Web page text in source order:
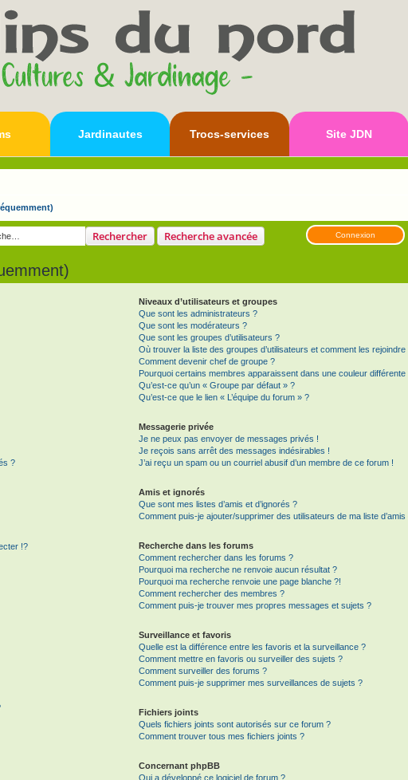
Jardinautes Trocs-services Site JDN
Rechercher Recherche avancée Connexion
?
!?
Niveaux d’utilisateurs et groupes
Que sont les administrateurs ?
Que sont les modérateurs ?
Que sont les groupes d’utilisateurs ?
Où trouver la liste des groupes d’utilisateurs et comment les rejoindre
Comment devenir chef de groupe ?
Pourquoi certains membres apparaissent dans une couleur différente
Qu’est-ce qu’un « Groupe par défaut » ?
Qu’est-ce que le lien « L’équipe du forum » ?
Messagerie privée
Je ne peux pas envoyer de messages privés !
Je reçois sans arrêt des messages indésirables !
J’ai reçu un spam ou un courriel abusif d’un membre de ce forum !
Amis et ignorés
Que sont mes listes d’amis et d’ignorés ?
Comment puis-je ajouter/supprimer des utilisateurs de ma liste d’amis
Recherche dans les forums
Comment rechercher dans les forums ?
Pourquoi ma recherche ne renvoie aucun résultat ?
Pourquoi ma recherche renvoie une page blanche ?!
Comment rechercher des membres ?
Comment puis-je trouver mes propres messages et sujets ?
Surveillance et favoris
Quelle est la différence entre les favoris et la surveillance ?
Comment mettre en favoris ou surveiller des sujets ?
Comment surveiller des forums ?
Comment puis-je supprimer mes surveillances de sujets ?
Fichiers joints
Quels fichiers joints sont autorisés sur ce forum ?
Comment trouver tous mes fichiers joints ?
Concernant phpBB
Qui a développé ce logiciel de forum ?